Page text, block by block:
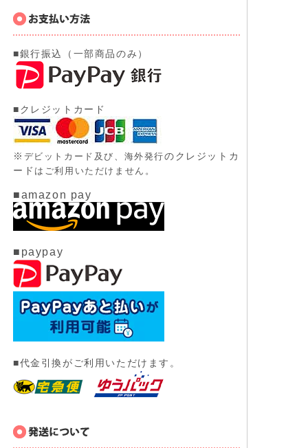
■銀行振込（一部商品のみ）
■クレジットカード
※ デビットカード及び、 海外発行のクレジットカ
ード はご利用いただけません。
■amazon pay
■paypay
■代金引換がご利用いただけます。